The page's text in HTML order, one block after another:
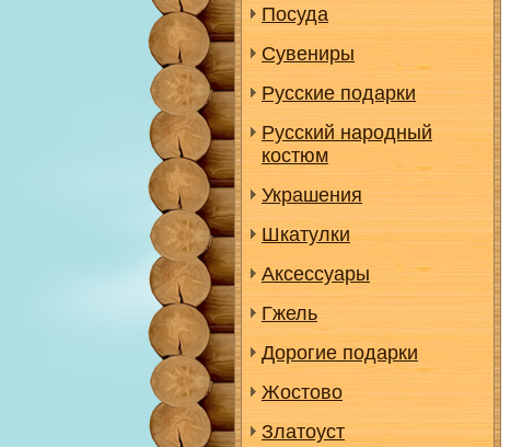
Посуда
Сувениры
Русские подарки
Русский народный
костюм
Украшения
Шкатулки
Аксессуары
Гжель
Дорогие подарки
Жостово
Златоуст